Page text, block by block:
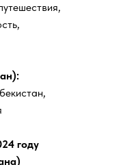
году